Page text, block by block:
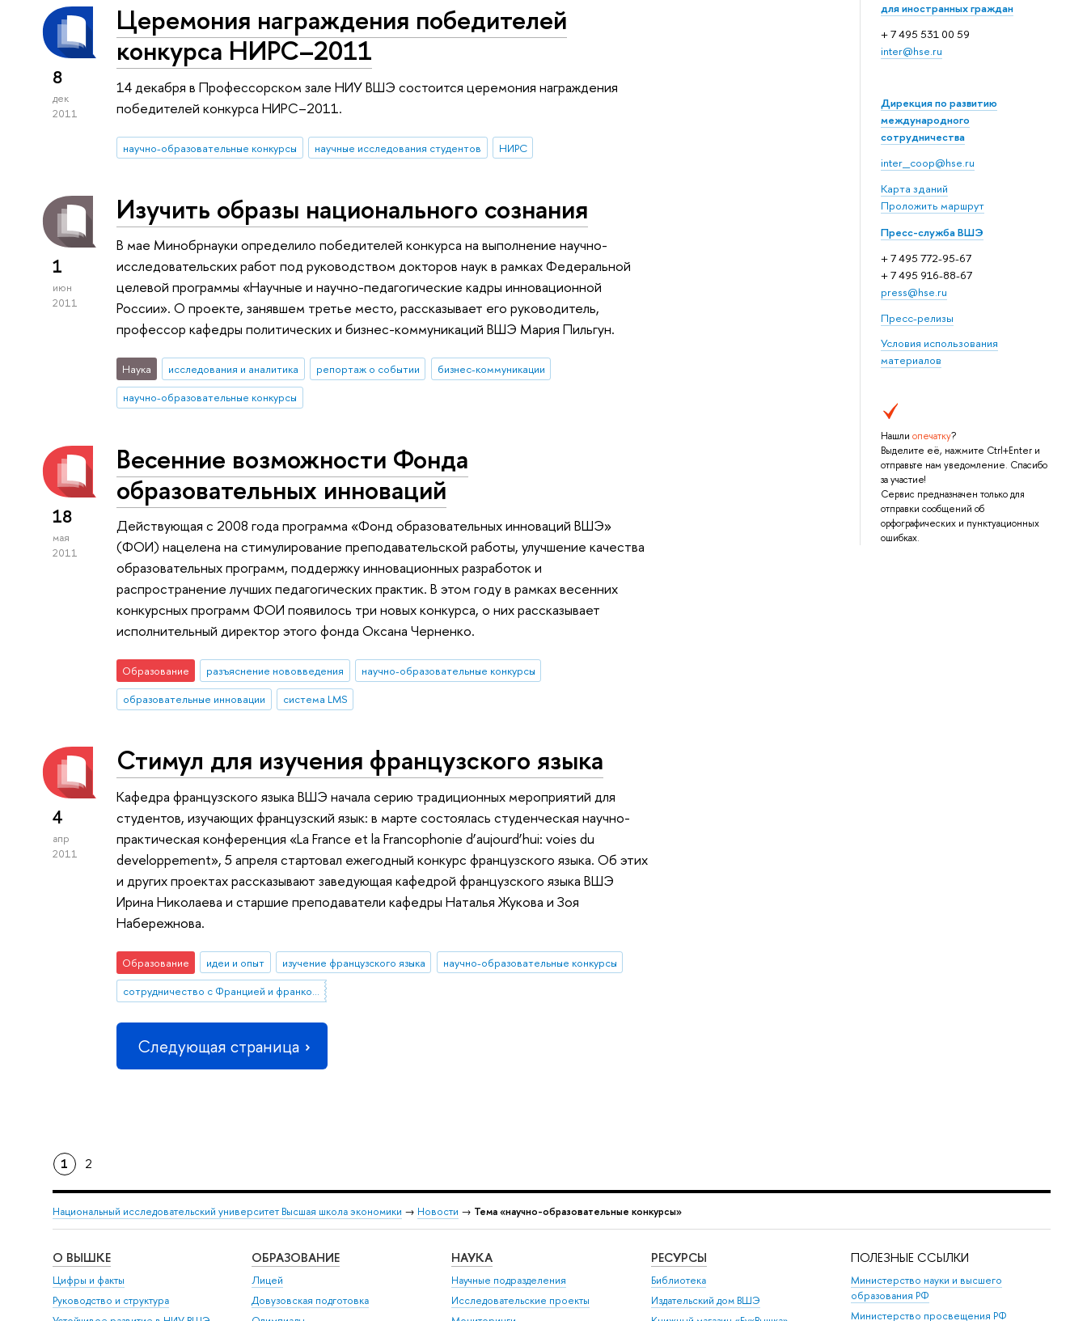
для иностранных граждан
+ 7 495 531 00 59
inter@hse.ru
Дирекция по развитию
международного
сотрудничества
inter_coop@hse.ru
Карта зданий
Проложить маршрут
Пресс-служба ВШЭ
+ 7 495 772-95-67
+ 7 495 916-88-67
press@hse.ru
Пресс-релизы
Условия использования
материалов
Нашли опечатку?
Выделите её, нажмите Ctrl+Enter и
отправьте нам уведомление. Спасибо
за участие!
Сервис предназначен только для
отправки сообщений об
орфографических и пунктуационных
ошибках.
8
дек
2011
Церемония награждения победителей
конкурса НИРС–2011
14 декабря в Профессорском зале НИУ ВШЭ состоится церемония награждения
победителей конкурса НИРС–2011.
научно-образовательные конкурсы научные исследования студентов НИРС
1
июн
2011
Изучить образы национального сознания
В мае Минобрнауки определило победителей конкурса на выполнение научно-
исследовательских работ под руководством докторов наук в рамках Федеральной
целевой программы «Научные и научно-педагогические кадры инновационной
России». О проекте, занявшем третье место, рассказывает его руководитель,
профессор кафедры политических и бизнес-коммуникаций ВШЭ Мария Пильгун.
Наука исследования и аналитика репортаж о событии
бизнес-коммуникации
научно-образовательные конкурсы
18
мая
2011
Весенние возможности Фонда
образовательных инноваций
Действующая с 2008 года программа «Фонд образовательных инноваций ВШЭ»
(ФОИ) нацелена на стимулирование преподавательской работы, улучшение качества
образовательных программ, поддержку инновационных разработок и
распространение лучших педагогических практик. В этом году в рамках весенних
конкурсных программ ФОИ появилось три новых конкурса, о них рассказывает
исполнительный директор этого фонда Оксана Черненко.
Образование разъяснение нововведения
научно-образовательные конкурсы
образовательные инновации
система LMS
4
апр
2011
Стимул для изучения французского языка
Кафедра французского языка ВШЭ начала серию традиционных мероприятий для
студентов, изучающих французский язык: в марте состоялась студенческая научно-
практическая конференция «La France et la Francophonie d’aujourd’hui: voies du
developpement», 5 апреля стартовал ежегодный конкурс французского языка. Об этих
и других проектах рассказывают заведующая кафедрой французского языка ВШЭ
Ирина Николаева и старшие преподаватели кафедры Наталья Жукова и Зоя
Набережнова.
Образование идеи и опыт изучение французского языка
научно-образовательные конкурсы
сотрудничество с Францией и франкоязычными странами
Следующая страница
1 2
Национальный исследовательский университет Высшая школа экономики → Новости → Тема «научно-образовательные конкурсы»
О ВЫШКЕ
Цифры и факты
Руководство и структура
ОБРАЗОВАНИЕ
Лицей
Довузовская подготовка
НАУКА
Научные подразделения
Исследовательские проекты
РЕСУРСЫ
Библиотека
Издательский дом ВШЭ
ПОЛЕЗНЫЕ ССЫЛКИ
Министерство науки и высшего
образования РФ
Министерство просвещения РФ